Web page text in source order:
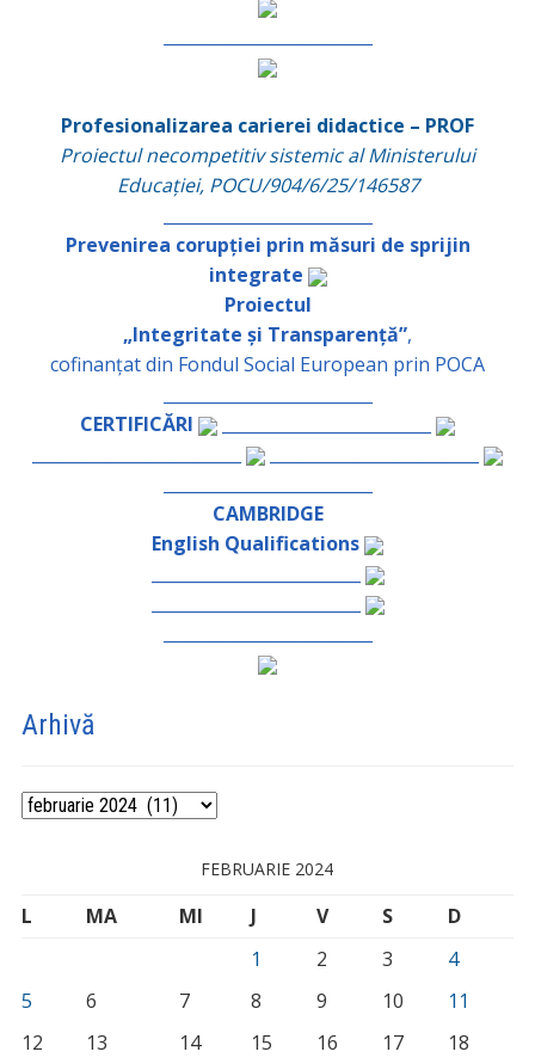
Profesionalizarea carierei didactice – PROF
Proiectul necompetitiv sistemic al Ministerului
Educației, POCU/904/6/25/146587
Prevenirea corupției prin măsuri de sprijin
integrate
Proiectul
„Integritate și Transparență”,
cofinanțat din Fondul Social European prin POCA
CERTIFICĂRI
CAMBRIDGE
English Qualifications
Arhivă
Arhivă
FEBRUARIE 2024
L MA MI J V S
D
1
2 3
4
5
6 7 8 9 10
11
12
13 14 15 16 17 18